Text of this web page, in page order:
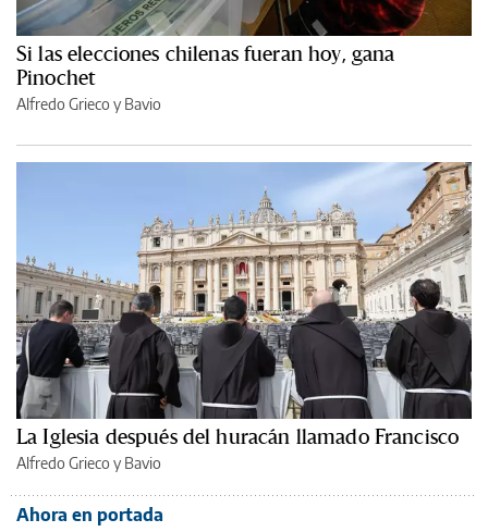
Si las elecciones chilenas fueran hoy, gana
Pinochet
Alfredo Grieco y Bavio
La Iglesia después del huracán llamado Francisco
Alfredo Grieco y Bavio
Ahora en portada